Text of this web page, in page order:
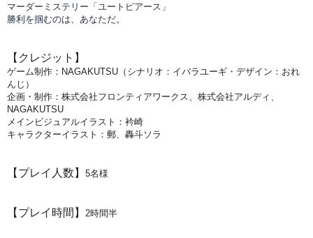
マーダーミステリー「ユートピアース」
勝利を掴むのは、あなただ。
【クレジット】
ゲーム制作：NAGAKUTSU（シナリオ：イバラユーギ・デザイン：おれ
んじ）
企画・制作：株式会社フロンティアワークス、株式会社アルディ、
NAGAKUTSU
メインビジュアルイラスト：衿崎
キャラクターイラスト： 郵、 轟斗ソラ
【プレイ人数】 5名様
【プレイ時間】 2時間半